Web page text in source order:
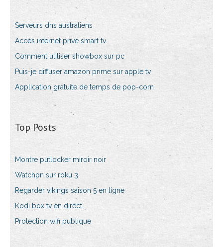
Serveurs dns australiens
Accès internet privé smart tv
Comment utiliser showbox sur pc
Puis-je diffuser amazon prime sur apple tv
Application gratuite de temps de pop-corn
Top Posts
Montre putlocker miroir noir
Watchpn sur roku 3
Regarder vikings saison 5 en ligne
Kodi box tv en direct
Protection wifi publique